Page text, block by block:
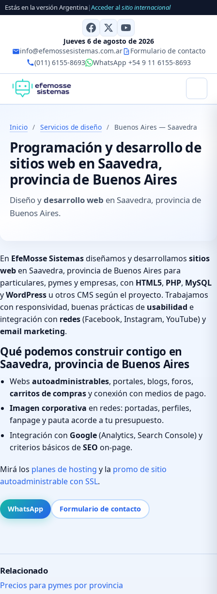
Estás en la versión Argentina|Acceder alsitio internacional
Jueves 6 de agosto de 2026
info@efemossesistemas.com.ar
Formulario de contacto
(011) 6155-8693
WhatsApp +54 9 11 6155-8693
Inicio / Servicios de diseño / Buenos Aires — Saavedra
Programación y desarrollo de
sitios web en Saavedra,
provincia de Buenos Aires
Diseño ydesarrollo web en Saavedra, provincia de
Buenos Aires.
En EfeMosse Sistemasdiseñamos y desarrollamos sitios
weben Saavedra, provincia de Buenos Aires para
particulares, pymes y empresas, con HTML5, PHP, MySQL
yWordPress u otros CMS según el proyecto. Trabajamos
con responsividad, buenas prácticas de usabilidad e
integración con redes(Facebook, Instagram, YouTube) y
email marketing.
Qué podemos construir contigo en
Saavedra, provincia de Buenos Aires
Webs autoadministrables, portales, blogs, foros,
carritos de comprasy conexión con medios de pago.
Imagen corporativa en redes: portadas, perfiles,
fanpage y pauta acorde a tu presupuesto.
Integración con Google(Analytics, Search Console) y
criterios básicos deSEO on-page.
Mirá los planes de hosting y la promo de sitio
autoadministrable con SSL.
WhatsApp Formulario de contacto
Relacionado
Precios para pymes por provincia